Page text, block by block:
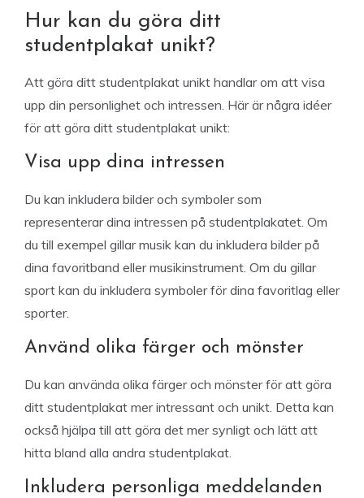
Hur kan du göra ditt
studentplakat unikt?
Att göra ditt studentplakat unikt handlar om att visa
upp din personlighet och intressen. Här är några idéer
för att göra ditt studentplakat unikt:
Visa upp dina intressen
Du kan inkludera bilder och symboler som
representerar dina intressen på studentplakatet. Om
du till exempel gillar musik kan du inkludera bilder på
dina favoritband eller musikinstrument. Om du gillar
sport kan du inkludera symboler för dina favoritlag eller
sporter.
Använd olika färger och mönster
Du kan använda olika färger och mönster för att göra
ditt studentplakat mer intressant och unikt. Detta kan
också hjälpa till att göra det mer synligt och lätt att
hitta bland alla andra studentplakat.
Inkludera personliga meddelanden